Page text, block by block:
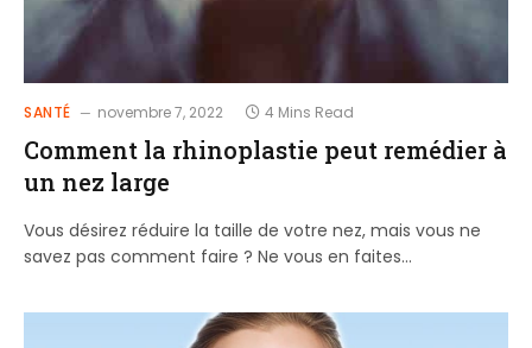
SANTÉ novembre 7, 2022 4 Mins Read
Comment la rhinoplastie peut remédier à
un nez large
Vous désirez réduire la taille de votre nez, mais vous ne
savez pas comment faire ? Ne vous en faites…